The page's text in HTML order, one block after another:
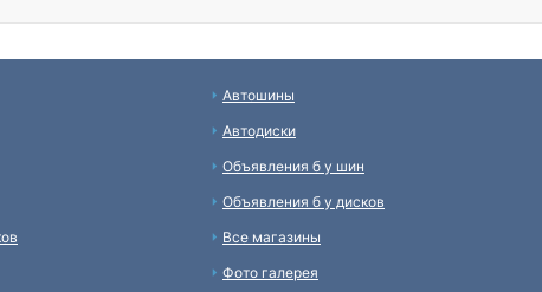
Автошины
Автодиски
Объявления б у шин
Объявления б у дисков
Все магазины
Фото галерея